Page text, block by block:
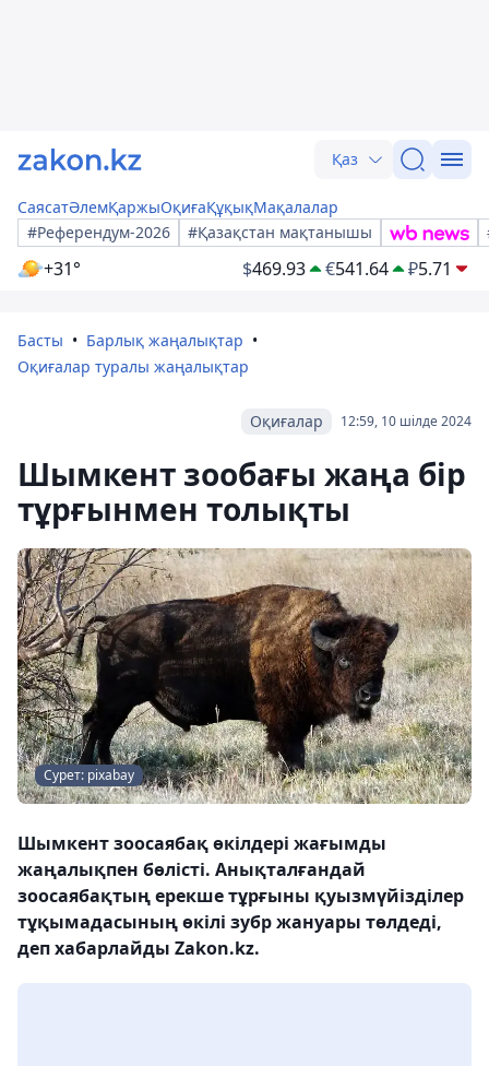
Қаз
СаясатӘлемҚаржыОқиғаҚұқықМақалалар
#Референдум-2026
#Қазақстан мақтанышы
+31° $469.93 €541.64 ₽5.71
Басты
Барлық жаңалықтар
Оқиғалар туралы жаңалықтар
12:59, 10 шілде 2024
Оқиғалар
Шымкент зообағы жаңа бір
тұрғынмен толықты
Сурет: pixabay
Шымкент зоосаябақ өкілдері жағымды
жаңалықпен бөлісті. Анықталғандай
зоосаябақтың ерекше тұрғыны қуызмүйізділер
тұқымадасының өкілі зубр жануары төлдеді,
деп хабарлайды Zakon.kz.